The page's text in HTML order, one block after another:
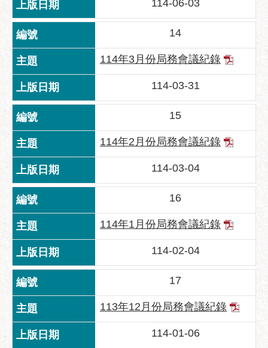
服
務
通
常
見
問
答
雙
語
陳
情
統
政
府
網
資
開
114-06-03
14
114年3月份局務會議紀錄
114-03-31
15
114年2月份局務會議紀錄
114-03-04
16
114年1月份局務會議紀錄
114-02-04
17
113年12月份局務會議紀錄
114-01-06